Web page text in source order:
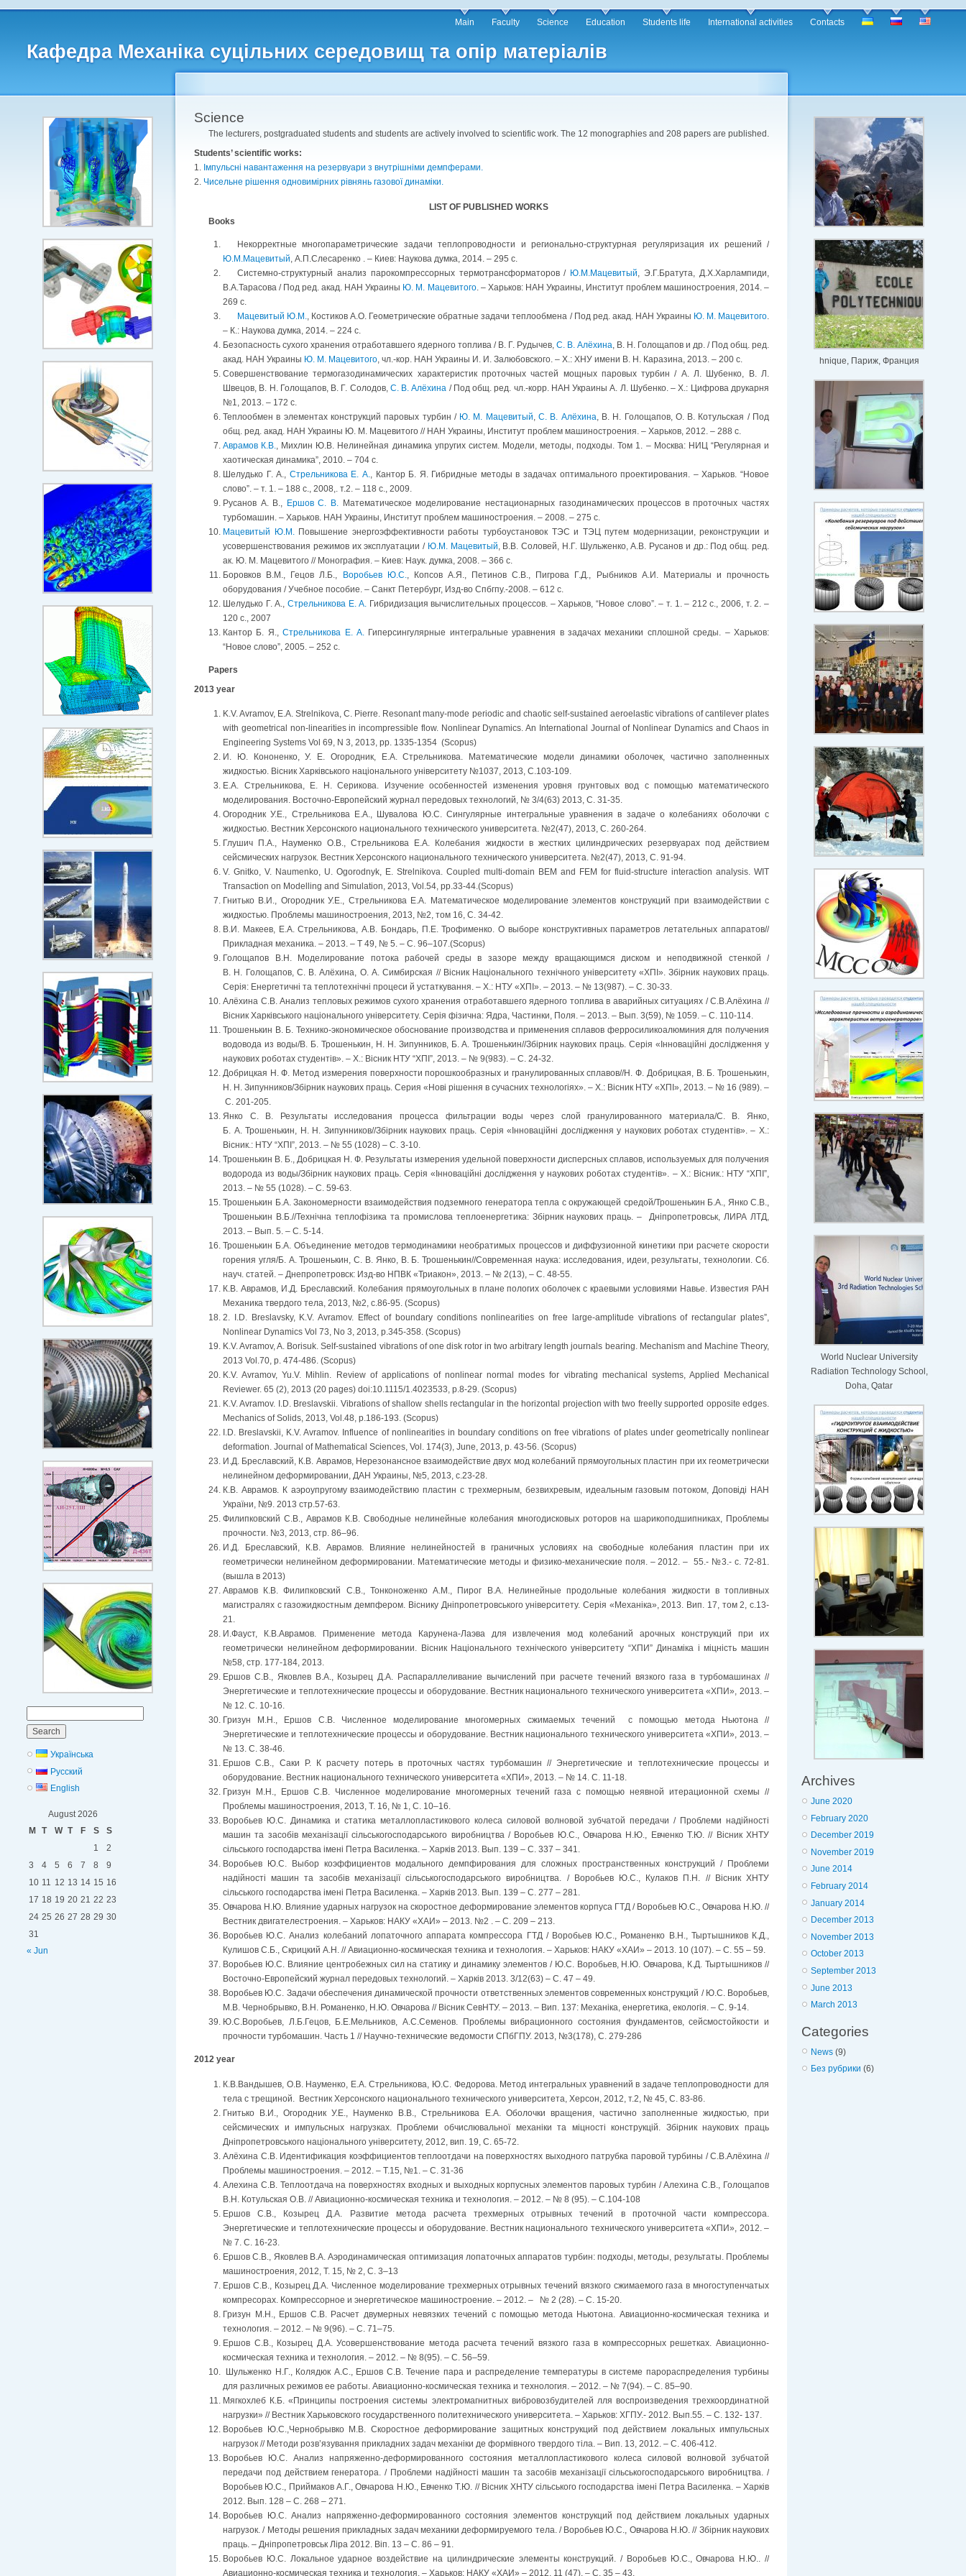
Кафедра Механіка суцільних середовищ та опір матеріалів
Main Faculty Science Education Students life International activities Сontacts
for:
Українська
Русский
English
August 2026
M T W T F S
S
1
2
3
4 5 6 7 8
9
10 11 12 13 14 15 16
17 18 19 20 21 22 23
24 25 26 27 28 29 30
31
« Jun
Science
The lecturers, postgraduated students and students are actively involved to scientific work. The 12 monographies and 208 papers are published.
Students’ scientific works:
1. Імпульсні навантаження на резервуари з внутрішніми демпферами.
2. Чисельне рішення одновимірних рівнянь газової динаміки.
LIST OF PUBLISHED WORKS
Books
Некорректные многопараметрические задачи теплопроводности и регионально-структурная регуляризация их решений /
Ю.М.Мацевитый , А.П.Слесаренко . – Киев: Наукова думка, 2014. – 295 с.
Системно-структурный анализ парокомпрессорных термотрансформаторов / Ю.М.Мацевитый , Э.Г.Братута, Д.Х.Харлампиди,
В.А.Тарасова / Под ред. акад. НАН Украины Ю. М. Мацевитого. – Харьков: НАН Украины, Институт проблем машиностроения, 2014. –
269 с.
Мацевитый Ю.М.
, Костиков А.О. Геометрические обратные задачи теплообмена / Под ред. акад. НАН Украины Ю. М. Мацевитого
– К.: Наукова думка, 2014. – 224 с.
Безопасность сухого хранения отработавшего ядерного топлива / В. Г. Рудычев, С. В. Алёхина , В. Н. Голощапов и др. / Под общ. ред.
акад. НАН Украины Ю. М. Мацевитого , чл.-кор. НАН Украины И. И. Залюбовского. – Х.: ХНУ имени В. Н. Каразина, 2013. – 200 с.
Совершенствование термогазодинамических характеристик проточных частей мощных паровых турбин / А. Л. Шубенко, В. Л.
Швецов, В. Н. Голощапов, В. Г. Солодов, С. В. Алёхина / Под общ. ред. чл.-корр. НАН Украины А. Л. Шубенко. – Х.: Цифрова друкарня
№1, 2013. – 172 с.
Теплообмен в элементах конструкций паровых турбин / Ю. М. Мацевитый ,С. В. Алёхина , В. Н. Голощапов, О. В. Котульская / Под
общ. ред. акад. НАН Украины Ю. М. Мацевитого // НАН Украины, Институт проблем машиностроения. – Харьков, 2012. – 288 с.
Аврамов К.В.
, Михлин Ю.В. Нелинейная динамика упругих систем. Модели, методы, подходы. Том 1. – Москва: НИЦ “Регулярная и
хаотическая динамика”, 2010. – 704 с.
Шелудько Г. А., Стрельникова Е. А.
, Кантор Б. Я. Гибридные методы в задачах оптимального проектирования. – Харьков. “Новое
слово”. – т. 1. – 188 с., 2008,. т.2. – 118 с., 2009.
Русанов А. В., Ершов С. В.
Математическое моделирование нестационарных газодинамических процессов в проточных частях
турбомашин. – Харьков. НАН Украины, Институт проблем машиностроения. – 2008. – 275 с.
Мацевитый Ю.М.
Повышение энергоэффективности работы турбоустановок ТЭС и ТЭЦ путем модернизации, реконструкции и
усовершенствования режимов их эксплуатации / Ю.М. Мацевитый , В.В. Соловей, Н.Г. Шульженко, А.В. Русанов и др.: Под общ. ред.
ак. Ю. М. Мацевитого // Монография. – Киев: Наук. думка, 2008. – 366 с.
Боровков В.М., Гецов Л.Б.,
Воробьев Ю.С.
, Копсов А.Я., Петинов С.В., Пигрова Г.Д., Рыбников А.И. Материалы и прочность
оборудования / Учебное пособие. – Санкт Петербург, Изд-во Спбгпу.-2008. – 612 с.
Шелудько Г. А., Стрельникова Е. А. Гибридизация вычислительных процессов. – Харьков, “Новое слово”. – т. 1. – 212 с., 2006, т. 2. –
120 с., 2007
Кантор Б. Я.,Стрельникова Е. А.
Гиперсингулярные интегральные уравнения в задачах механики сплошной среды. – Харьков:
“Новое слово”, 2005. – 252 с.
Papers
2013 year
K.V. Avramov, E.A. Strelnikova, C. Pierre. Resonant many-mode periodic and chaotic self-sustained aeroelastic vibrations of cantilever plates
with geometrical non-linearities in incompressible flow. Nonlinear Dynamics. An International Journal of Nonlinear Dynamics and Chaos in
Engineering Systems Vol 69, N 3, 2013, pp. 1335-1354 (Scopus)
И. Ю. Кононенко, У. Е. Огородник, Е.А. Стрельникова. Математические модели динамики оболочек, частично заполненных
жидкостью. Вісник Харківського національного університету №1037, 2013, С.103-109.
Е.А. Стрельникова, Е. Н. Серикова. Изучение особенностей изменения уровня грунтовых вод с помощью математического
моделирования. Восточно-Европейский журнал передовых технологий, № 3/4(63) 2013, С. 31-35.
Огородник У.Е., Стрельникова Е.А., Шувалова Ю.С. Сингулярные интегральные уравнения в задаче о колебаниях оболочки с
жидкостью. Вестник Херсонского национального технического университета. №2(47), 2013, С. 260-264.
Глушич П.А., Науменко О.В., Стрельникова Е.А. Колебания жидкости в жестких цилиндрических резервуарах под действием
сейсмических нагрузок. Вестник Херсонского национального технического университета. №2(47), 2013, С. 91-94.
V. Gnitko, V. Naumenko, U. Ogorodnyk, E. Strelnikova. Coupled multi-domain BEM and FEM for fluid-structure interaction analysis. WIT
Transaction on Modelling and Simulation, 2013, Vol.54, pp.33-44.(Scopus)
Гнитько В.И., Огородник У.Е., Стрельникова Е.А. Математическое моделирование элементов конструкций при взаимодействии с
жидкостью. Проблемы машиностроения, 2013, №2, том 16, С. 34-42.
В.И. Макеев, Е.А. Стрельникова, А.В. Бондарь, П.Е. Трофименко. О выборе конструктивных параметров летательных аппаратов//
Прикладная механика. – 2013. – Т 49, № 5. – С. 96–107.(Scopus)
Голощапов В.Н. Моделирование потока рабочей среды в зазоре между вращающимся диском и неподвижной стенкой /
В. Н. Голощапов, С. В. Алёхина, О. А. Симбирская // Вісник Національного технічного університету «ХПІ». Збірник наукових праць.
Серія: Енергетичні та теплотехнічні процеси й устаткування. – Х.: НТУ «ХПІ». – 2013. – № 13(987). – C. 30-33.
Алёхина С.В. Анализ тепловых режимов сухого хранения отработавшего ядерного топлива в аварийных ситуациях / С.В.Алёхина //
Вісник Харківського національного університету. Серія фізична: Ядра, Частинки, Поля. – 2013. – Вып. 3(59), № 1059. – С. 110-114.
Трошенькин В. Б. Технико-экономическое обоснование производства и применения сплавов ферросиликоалюминия для получения
водовода из воды/В. Б. Трошенькин, Н. Н. Зипунников, Б. А. Трошенькин//Збірник наукових праць. Серія «Інноваційні дослідження у
наукових роботах студентів». – Х.: Вісник НТУ “ХПІ”, 2013. – № 9(983). – С. 24-32.
Добрицкая Н. Ф. Метод измерения поверхности порошкообразных и гранулированных сплавов//Н. Ф. Добрицкая, В. Б. Трошенькин,
Н. Н. Зипунников/Збірник наукових праць. Серия «Нові рішення в сучасних технологіях». – Х.: Вісник НТУ «ХПІ», 2013. – № 16 (989). –
С. 201-205.
Янко С. В. Результаты исследования процесса фильтрации воды через слой гранулированного материала/С. В. Янко,
Б. А. Трошенькин, Н. Н. Зипунников//Збірник наукових праць. Серія «Інноваційні дослідження у наукових роботах студентів». – Х.:
Вісник.: НТУ “ХПІ”, 2013. – № 55 (1028) – С. 3-10.
Трошенькин В. Б., Добрицкая Н. Ф. Результаты измерения удельной поверхности дисперсных сплавов, используемых для получения
водорода из воды/Збірник наукових праць. Серія «Інноваційні дослідження у наукових роботах студентів». – Х.: Вісник.: НТУ “ХПІ”,
2013. – № 55 (1028). – С. 59-63.
Трошенькин Б.А. Закономерности взаимодействия подземного генератора тепла с окружающей средой/Трошенькин Б.А., Янко С.В.,
Трошенькин В.Б.//Технічна теплофізика та промислова теплоенергетика: Збірник наукових праць. – Дніпропетровськ, ЛИРА ЛТД,
2013. – Вып. 5. – С. 5-14.
Трошенькин Б.А. Объединение методов термодинамики необратимых процессов и диффузионной кинетики при расчете скорости
горения угля/Б. А. Трошенькин, С. В. Янко, В. Б. Трошенькин//Современная наука: исследования, идеи, результаты, технологии. Сб.
науч. статей. – Днепропетровск: Изд-во НПВК «Триакон», 2013. – № 2(13), – С. 48-55.
К.В. Аврамов, И.Д. Бреславский. Колебания прямоугольных в плане пологих оболочек c краевыми условиями Навье. Известия РАН
Механика твердого тела, 2013, №2, с.86-95. (Scopus)
2. I.D. Breslavsky, K.V. Avramov. Effect of boundary conditions nonlinearities on free large-amplitude vibrations of rectangular plates”,
Nonlinear Dynamics Vol 73, No 3, 2013, p.345-358. (Scopus)
K.V. Avramov, A. Borisuk. Self-sustained vibrations of one disk rotor in two arbitrary length journals bearing. Mechanism and Machine Theory,
2013 Vol.70, p. 474-486. (Scopus)
K.V. Avramov, Yu.V. Mihlin. Review of applications of nonlinear normal modes for vibrating mechanical systems, Applied Mechanical
Reviewer. 65 (2), 2013 (20 pages) doi:10.1115/1.4023533, p.8-29. (Scopus)
K.V. Avramov. I.D. Breslavskii. Vibrations of shallow shells rectangular in the horizontal projection with two freelly supported opposite edges.
Mechanics of Solids, 2013, Vol.48, p.186-193. (Scopus)
I.D. Breslavskii, K.V. Avramov. Influence of nonlinearities in boundary conditions on free vibrations of plates under geometrically nonlinear
deformation. Journal of Mathematical Sciences, Vol. 174(3), June, 2013, р. 43-56. (Scopus)
И.Д. Бреславский, К.В. Аврамов, Нерезонансное взаимодействие двух мод колебаний прямоугольных пластин при их геометрически
нелинейном деформировании, ДАН Украины, №5, 2013, c.23-28.
К.В. Аврамов. К аэроупругому взаимодействию пластин с трехмерным, безвихревым, идеальным газовым потоком, Доповіді НАН
України, №9. 2013 стр.57-63.
Филипковский С.В., Аврамов К.В. Свободные нелинейные колебания многодисковых роторов на шарикоподшипниках, Проблемы
прочности. №3, 2013, стр. 86–96.
И.Д. Бреславский, К.В. Аврамов. Влияние нелинейностей в граничных условиях на свободные колебания пластин при их
геометрически нелинейном деформировании. Математические методы и физико-механические поля. – 2012. – 55.- №3.- с. 72-81.
(вышла в 2013)
Аврамов К.В. Филипковский С.В., Тонконоженко А.М., Пирог В.А. Нелинейные продольные колебания жидкости в топливных
магистралях с газожидкостным демпфером. Віснику Дніпропетровського університету. Серія «Механіка», 2013. Вип. 17, том 2, с.13-
21.
И.Фауст, К.В.Аврамов. Применение метода Карунена-Лаэва для извлечения мод колебаний арочных конструкций при их
геометрически нелинейном деформировании. Вісник Національного техніческого університету “ХПИ” Динаміка і міцність машин
№58, стр. 177-184, 2013.
Ершов С.В., Яковлев В.А., Козырец Д.А. Распараллеливание вычислений при расчете течений вязкого газа в турбомашинах //
Энергетические и теплотехнические процессы и оборудование. Вестник национального технического университета «ХПИ», 2013. –
№ 12. С. 10-16.
Гризун М.Н., Ершов С.В. Численное моделирование многомерных сжимаемых течений с помощью метода Ньютона //
Энергетические и теплотехнические процессы и оборудование. Вестник национального технического университета «ХПИ», 2013. –
№ 13. С. 38-46.
Ершов С.В., Саки Р. К расчету потерь в проточных частях турбомашин // Энергетические и теплотехнические процессы и
оборудование. Вестник национального технического университета «ХПИ», 2013. – № 14. С. 11-18.
Гризун М.Н., Ершов С.В. Численное моделирование многомерных течений газа с помощью неявной итерационной схемы //
Проблемы машиностроения, 2013, Т. 16, № 1, С. 10–16.
Воробьев Ю.С. Динамика и статика металлопластикового колеса силовой волновой зубчатой передачи / Проблеми надійності
машин та засобів механізації сільськогосподарського виробництва / Воробьев Ю.С., Овчарова Н.Ю., Евченко Т.Ю. // Вісник ХНТУ
сільського господарства імені Петра Василенка. – Харків 2013. Вып. 139 – С. 337 – 341.
Воробьев Ю.С. Выбор коэффициентов модального демпфирования для сложных пространственных конструкций / Проблеми
надійності машин та засобів механізації сільськогосподарського виробництва. / Воробьев Ю.С., Кулаков П.Н. // Вісник ХНТУ
сільського господарства імені Петра Василенка. – Харків 2013. Вып. 139 – С. 277 – 281.
Овчарова Н.Ю. Влияние ударных нагрузок на скоростное деформирование элементов корпуса ГТД / Воробьев Ю.С., Овчарова Н.Ю. //
Вестник двигателестроения. – Харьков: НАКУ «ХАИ» – 2013. №2 . – С. 209 – 213.
Воробьев Ю.С. Анализ колебаний лопаточного аппарата компрессора ГТД / Воробьев Ю.С., Романенко В.Н., Тыртышников К.Д.,
Кулишов С.Б., Скрицкий А.Н. // Авиационно-космическая техника и технология. – Харьков: НАКУ «ХАИ» – 2013. 10 (107). – С. 55 – 59.
Воробьев Ю.С. Влияние центробежных сил на статику и динамику элементов / Ю.С. Воробьев, Н.Ю. Овчарова, К.Д. Тыртышников //
Восточно-Европейский журнал передовых технологий. – Харків 2013. 3/12(63) – С. 47 – 49.
Воробьев Ю.С. Задачи обеспечения динамической прочности ответственных элементов современных конструкций / Ю.С. Воробьев,
М.В. Чернобрывко, В.Н. Романенко, Н.Ю. Овчарова // Вісник СевНТУ. – 2013. – Вип. 137: Механіка, енергетика, екологія. – С. 9-14.
Ю.С.Воробьев, Л.Б.Гецов, Б.Е.Мельников, А.С.Семенов. Проблемы вибрационного состояния фундаментов, сейсмостойкости и
прочности турбомашин. Часть 1 // Научно-технические ведомости СПбГПУ. 2013, №3(178), С. 279-286
2012 year
К.В.Вандышев, О.В. Науменко, Е.А. Стрельникова, Ю.С. Федорова. Метод интегральных уравнений в задаче теплопроводности для
тела с трещиной. Вестник Херсонского национального технического университета, Херсон, 2012, т.2, № 45, С. 83-86.
Гнитько В.И., Огородник У.Е., Науменко В.В., Стрельникова Е.А. Оболочки вращения, частично заполненные жидкостью, при
сейсмических и импульсных нагрузках. Проблеми обчислювальної механіки та міцності конструкцій. Збірник наукових праць
Дніпропетровського національного університету, 2012, вип. 19, С. 65-72.
Алёхина С.В. Идентификация коэффициентов теплоотдачи на поверхностях выходного патрубка паровой турбины / С.В.Алёхина //
Проблемы машиностроения. – 2012. – Т.15, №1. – С. 31-36
Алехина С.В. Теплоотдача на поверхностях входных и выходных корпусных элементов паровых турбин / Алехина С.В., Голощапов
В.Н. Котульская О.В. // Авиационно-космическая техника и технология. – 2012. – № 8 (95). – С.104-108
Ершов С.В., Козырец Д.А. Развитие метода расчета трехмерных отрывных течений в проточной части компрессора.
Энергетические и теплотехнические процессы и оборудование. Вестник национального технического университета «ХПИ», 2012. –
№ 7. С. 16-23.
Ершов С.В., Яковлев В.А. Аэродинамическая оптимизация лопаточных аппаратов турбин: подходы, методы, результаты. Проблемы
машиностроения, 2012, Т. 15, № 2, С. 3–13
Ершов С.В., Козырец Д.А. Численное моделирование трехмерных отрывных течений вязкого сжимаемого газа в многоступенчатых
компресорах. Компрессорное и энергетическое машиностроение. – 2012. – № 2 (28). – С. 15-20.
Гризун М.Н., Ершов С.В. Расчет двумерных невязких течений с помощью метода Ньютона. Авиационно-космическая техника и
технология. – 2012. – № 9(96). – С. 71–75.
Ершов С.В., Козырец Д.А. Усовершенствование метода расчета течений вязкого газа в компрессорных решетках. Авиационно-
космическая техника и технология. – 2012. – № 8(95). – С. 56–59.
Шульженко Н.Г., Колядюк А.С., Ершов С.В. Течение пара и распределение температуры в системе парораспределения турбины
для различных режимов ее работы. Авиационно-космическая техника и технология. – 2012. – № 7(94). – С. 85–90.
Мягкохлеб К.Б. «Принципы построения системы электромагнитных вибровозбудителей лля воспроизведения трехкоординатной
нагрузки» // Вестник Харьковского государственного политехнического университета. – Харьков: ХГПУ.- 2012. Вып.55. – С. 132- 137.
Воробьев Ю.С.,Чернобрывко М.В. Скоростное деформирование защитных конструкций под действием локальных импульсных
нагрузок // Методи розв’язування прикладних задач механіки де формівного твердого тіла. – Вип. 13, 2012. – С. 406-412.
Воробьев Ю.С. Анализ напряженно-деформированного состояния металлопластикового колеса силовой волновой зубчатой
передачи под действием генератора. / Проблеми надійності машин та засобів механізації сільськогосподарського виробництва. /
Воробьев Ю.С., Приймаков А.Г., Овчарова Н.Ю., Евченко Т.Ю. // Вісник ХНТУ сільського господарства імені Петра Василенка. – Харків
2012. Вып. 128 – С. 268 – 271.
Воробьев Ю.С. Анализ напряженно-деформированного состояния элементов конструкций под действием локальных ударных
нагрузок. / Методы решения прикладных задач механики деформируемого тела. / Воробьев Ю.С., Овчарова Н.Ю. // Збірник наукових
праць. – Дніпропетровськ Ліра 2012. Віп. 13 – С. 86 – 91.
Воробьев Ю.С. Локальное ударное воздействие на цилиндрические элементы конструкций. / Воробьев Ю.С., Овчарова Н.Ю.. //
Авиационно-космическая техника и технология. – Харьков: НАКУ «ХАИ» – 2012. 11 (47). – С. 35 – 43.
hnique, Париж, Франция
World Nuclear University
Radiation Technology School,
Doha, Qatar
Archives
June 2020
February 2020
December 2019
November 2019
June 2014
February 2014
January 2014
December 2013
November 2013
October 2013
September 2013
June 2013
March 2013
Categories
News (9)
Без рубрики (6)